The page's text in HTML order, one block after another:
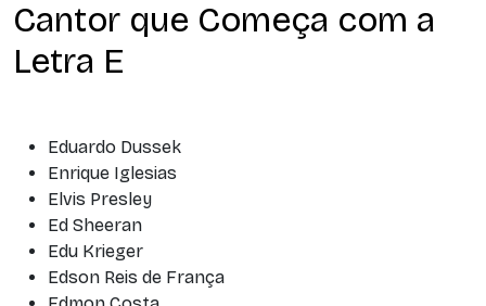
Cantor que Começa com a
Letra E
Eduardo Dussek
Enrique Iglesias
Elvis Presley
Ed Sheeran
Edu Krieger
Edson Reis de França